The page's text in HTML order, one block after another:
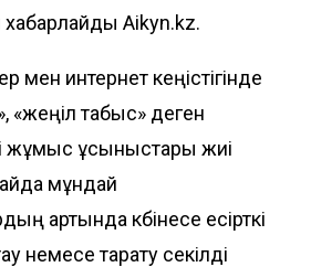
Aikyn.kz.
мен интернет кеңістігінде
табыс» деген
жұмыс ұсыныстары жиі
мұндай
артында көбінесе есірткі
немесе тарату секілді